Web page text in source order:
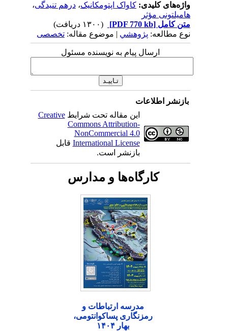
واژه‌های کلیدی:کاواک اپتومکانیک،درهم تنیدگی،
هامیلتونی مؤثر
متن کامل[PDF 770 kb]
نوع مطالعه:پژوهشي| موضوع مقاله:تخصصی
ارسال پیام به نویسنده مسئول
بازنشر اطلاعات
این مقاله تحت شرایطCreative
Commons Attribution-
NonCommercial 4.0
International Licenseقابل
بازنشر است.
کارگاه‌ها و مدارس
مدرسه ارتباطات و
رمزنگاری پساکوانتومی،
بهار ۱۴۰۴